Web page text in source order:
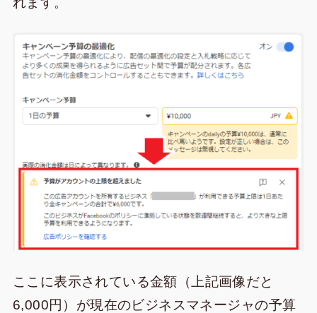
ここに表示されている金額（上記画像だと
6,000円）が現在のビジネスマネージャの予算